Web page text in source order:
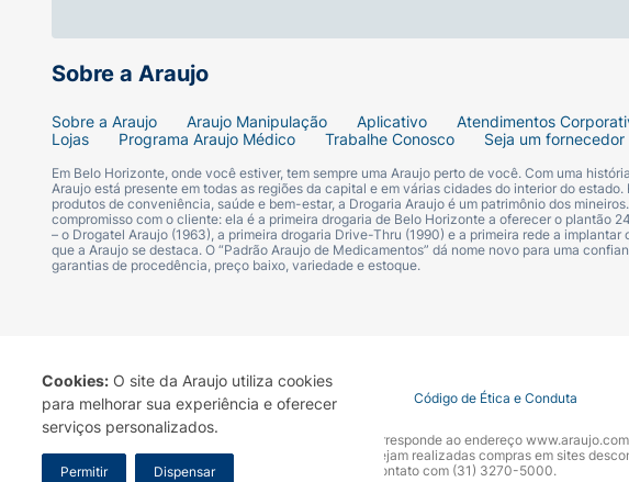
Cookies: O site da Araujo utiliza cookies
para melhorar sua experiência e oferecer
serviços personalizados.
Permitir Dispensar
Sobre a Araujo
Sobre a Araujo Araujo Manipulação Aplicativo Atendimentos
Lojas
Programa Araujo Médico Trabalhe Conosco Seja um fornecedor
Em Belo Horizonte, onde você estiver, tem sempre uma Araujo perto de você. Com uma
Araujo está presente em todas as regiões da capital e em várias cidades do interior do
produtos de conveniência, saúde e bem-estar, a Drogaria Araujo é um patrimônio dos
compromisso com o cliente: ela é a primeira drogaria de Belo Horizonte a oferecer o plantão
– o Drogatel Araujo (1963), a primeira drogaria Drive-Thru (1990) e a primeira rede a
que a Araujo se destaca. O “Padrão Araujo de Medicamentos” dá nome novo para uma
garantias de procedência, preço baixo, variedade e estoque.
Termo de Uso Portal da Privacidade Covid-19 Código de Ética e Conduta
A Drogaria Araujo S/A informa que o seu site oficial corresponde ao endereço
marca. Para sua segurança recomendamos que não sejam realizadas compras em sites
Araujo S.A. Em caso de dúvidas, gentileza entrar em contato com (31) 3270-5000.